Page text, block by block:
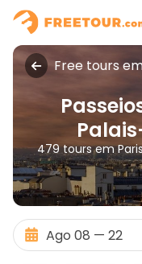
Free tours
479 tours em